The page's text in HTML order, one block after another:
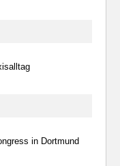
in Dortmund